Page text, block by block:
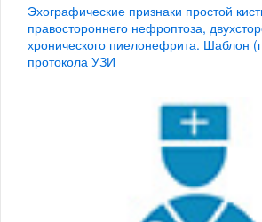
Эхографические признаки простой
правостороннего нефроптоза,
хронического пиелонефрита. Шаблон
протокола УЗИ